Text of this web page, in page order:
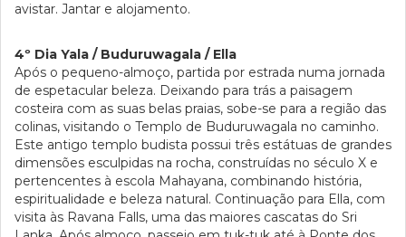
avistar. Jantar e alojamento.
4º Dia Yala / Buduruwagala / Ella
Após o pequeno-almoço, partida por estrada numa jornada
de espetacular beleza. Deixando para trás a paisagem
costeira com as suas belas praias, sobe-se para a região das
colinas, visitando o Templo de Buduruwagala no caminho.
Este antigo templo budista possui três estátuas de grandes
dimensões esculpidas na rocha, construídas no século X e
pertencentes à escola Mahayana, combinando história,
espiritualidade e beleza natural. Continuação para Ella, com
visita às Ravana Falls, uma das maiores cascatas do Sri